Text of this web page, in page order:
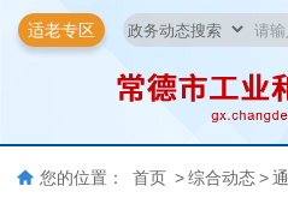
适老专区
您的位置： 首页 > 综合动态 >